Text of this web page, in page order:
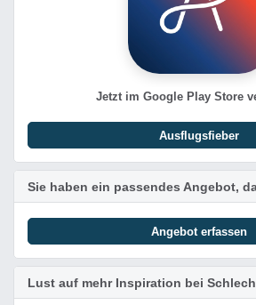
Jetzt im Google Play Store
Ausflugsfieber
Sie haben ein passendes Angebot,
Angebot erfassen
Lust auf mehr Inspiration bei